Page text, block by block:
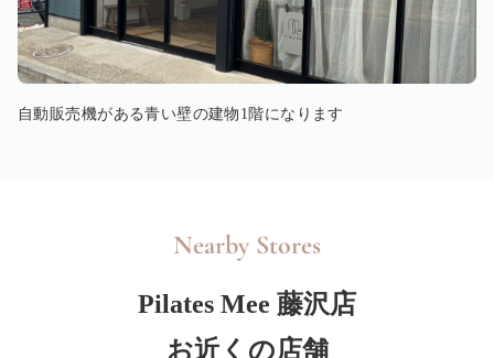
自動販売機がある青い壁の建物1階になります
Nearby Stores
Pilates Mee 藤沢店
お近くの店舗